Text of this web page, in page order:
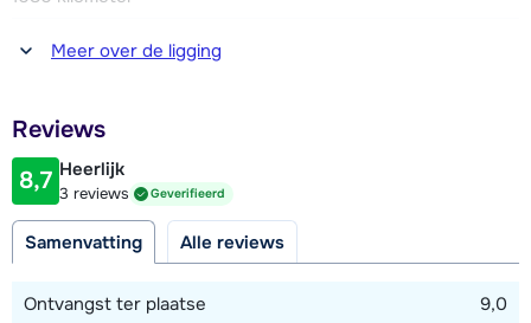
persoonsbed en één 3-persoonskamer met drie 1-
douche. Aparte badkamer met douche. Zeven aparte
Afstand tot winkel(s)
100 meter
150 - 250 meter
Afstand tot skilift
150 - 250 meter
Meer over de ligging
Reviews
8,7 Heerlijk
3 reviews Geverifieerd
Samenvatting Alle reviews
Ontvangst ter plaatse
9,0